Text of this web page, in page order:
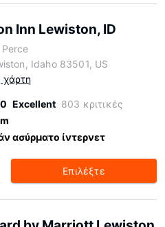
Inn Lewiston, ID
Idaho 83501, US
χάρτη
Excellent 803 κριτικές
ασύρματο ίντερνετ
Επιλέξτε